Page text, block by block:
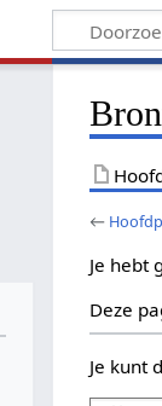
←
Je hebt
Deze
Je kunt